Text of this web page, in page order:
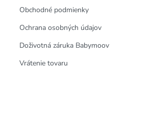
Obchodné podmienky
Ochrana osobných údajov
Doživotná záruka Babymoov
Vrátenie tovaru